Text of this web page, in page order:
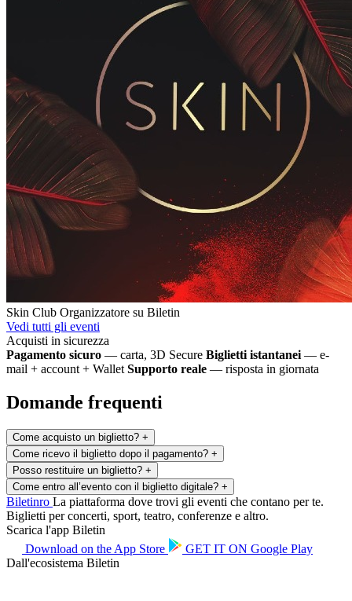
Skin Club Organizzatore su Biletin
Vedi tutti gli eventi
Acquisti in sicurezza
Pagamento sicuro — carta, 3D Secure Biglietti istantanei — e-
mail + account + Wallet Supporto reale — risposta in giornata
Domande frequenti
Come acquisto un biglietto? +
Come ricevo il biglietto dopo il pagamento? +
Posso restituire un biglietto? +
Come entro all’evento con il biglietto digitale? +
Biletinro La piattaforma dove trovi gli eventi che contano per te.
Biglietti per concerti, sport, teatro, conferenze e altro.
Scarica l'app Biletin
Download on the App Store GET IT ON Google Play
Dall'ecosistema Biletin